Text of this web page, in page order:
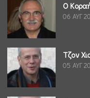
Ο
06 ΑΥΓ
Τζον
05 ΑΥΓ